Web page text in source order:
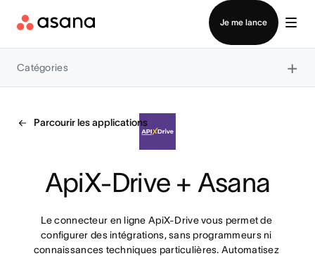
Je me lance
Contacter le service commercial
Catégories ×
Parcourir les applications
ApiX-Drive + Asana
Le connecteur en ligne ApiX-Drive vous permet de
configurer des intégrations, sans programmeurs ni
connaissances techniques particulières. Automatisez